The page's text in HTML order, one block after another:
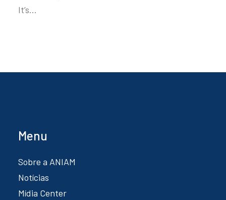
It’s…
Menu
Sobre a ANIAM
Notícias
Mídia Center